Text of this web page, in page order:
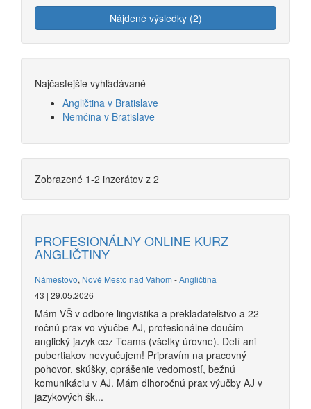
Nájdené výsledky (2)
Najčastejšie vyhľadávané
Angličtina v Bratislave
Nemčina v Bratislave
Zobrazené 1-2 inzerátov z 2
PROFESIONÁLNY ONLINE KURZ
ANGLIČTINY
Námestovo, Nové Mesto nad Váhom -Angličtina
43 | 29.05.2026
Mám VŠ v odbore lingvistika a prekladateľstvo a 22
ročnú prax vo výučbe AJ, profesionálne doučím
anglický jazyk cez Teams (všetky úrovne). Detí ani
pubertiakov nevyučujem! Pripravím na pracovný
pohovor, skúšky, oprášenie vedomostí, bežnú
komunikáciu v AJ. Mám dlhoročnú prax výučby AJ v
jazykových šk...